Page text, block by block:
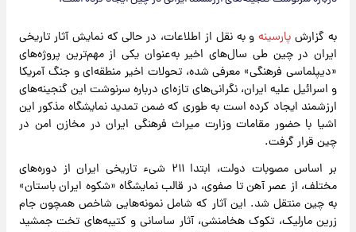
به گزارش پارسینهو به نقل از اطلاعات، در حالی که نمایش آثار تاریخی
ایران در چین طی سال‌های اخیر به‌عنوان یکی از مهم‌ترین پروژه‌های
«دیپلماسی فرهنگی» معرفی شده، تحولات اخیر منطقه‌ای و جنگ آمریکا
و اسرائیل علیه ایران، نگرانی‌های تازه‌ای درباره سرنوشت این گنجینه‌های
ارزشمند ایجاد کرده است به طوری که ضمن تمدید نمایشگاه مذکور این
اشیا با حضور مقامات وزارت میراث فرهنگی ایران در مخازن امن در
چین قرار گرفت.
بر اساس مصوبات دولت، ابتدا ۲۱۱ شیء تاریخی ایران از دوره‌های
مختلف، از عصر آهن تا صفوی، در قالب نمایشگاه «شکوه ایران باستان»
به چین منتقل شد. این آثار که شامل نمونه‌هایی شاخص همچون جام
زرین مارلیک، تکوک هخامنشی، آثار ساسانی و کتیبه‌های تخت جمشید